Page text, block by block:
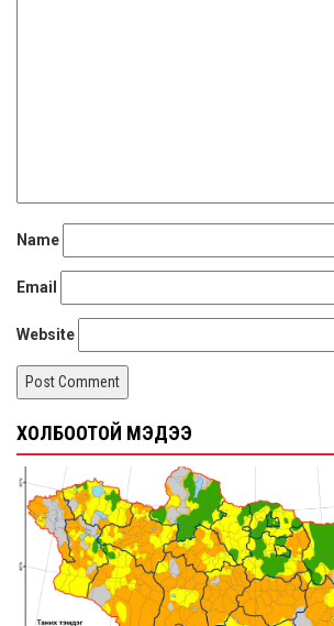
Name
Email
Website
ХОЛБООТОЙ МЭДЭЭ